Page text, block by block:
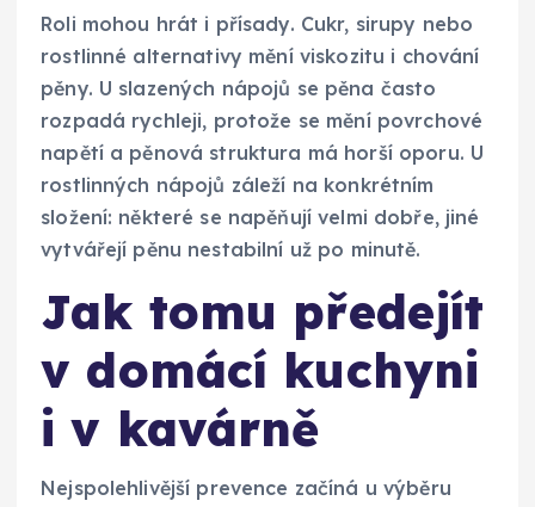
Roli mohou hrát i přísady. Cukr, sirupy nebo
rostlinné alternativy mění viskozitu i chování
pěny. U slazených nápojů se pěna často
rozpadá rychleji, protože se mění povrchové
napětí a pěnová struktura má horší oporu. U
rostlinných nápojů záleží na konkrétním
složení: některé se napěňují velmi dobře, jiné
vytvářejí pěnu nestabilní už po minutě.
Jak tomu předejít
v domácí kuchyni
i v kavárně
Nejspolehlivější prevence začíná u výběru